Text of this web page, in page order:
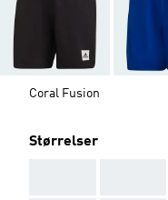
Coral Fusion
Størrelser